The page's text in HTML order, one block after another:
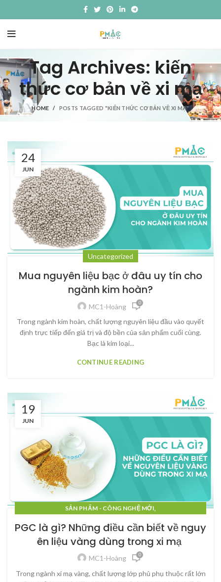
Tag Archives: kiến
thức cơ bản về xi mạ
HOME POSTS TAGGED "KIẾN THỨC CƠ BẢN VỀ XI MẠ"
24
JUN
Uncategorized
Mua nguyên liệu bạc ở đâu uy tín cho
ngành kim hoàn?
MC1-Hoàng 0
Trong ngành kim hoàn, chất lượng nguyên liệu đầu vào quyết
định trực tiếp đến giá trị và độ bền của sản phẩm cuối cùng.
Bạc là kim loại...
CONTINUE READING
19
JUN
SẢN PHẨM - CÔNG NGHỆ MỚI,
SẢN PHẨM - CÔNG NGHỆ MỚI,
SẢN PHẨM - CÔNG NGHỆ MỚI
SẢN PHẨM - CÔNG NGHỆ MỚI
SẢN PHẨM - CÔNG NGHỆ MỚI ,
PGC là gì? Những điều cần biết về nguy
ên liệu vàng dùng trong xi mạ
MC1-Hoàng 0
Trong ngành xi mạ vàng, chất lượng lớp phủ phụ thuộc rất lớn